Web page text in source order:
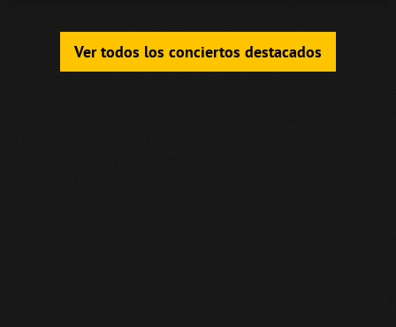
Ver todos los conciertos destacados